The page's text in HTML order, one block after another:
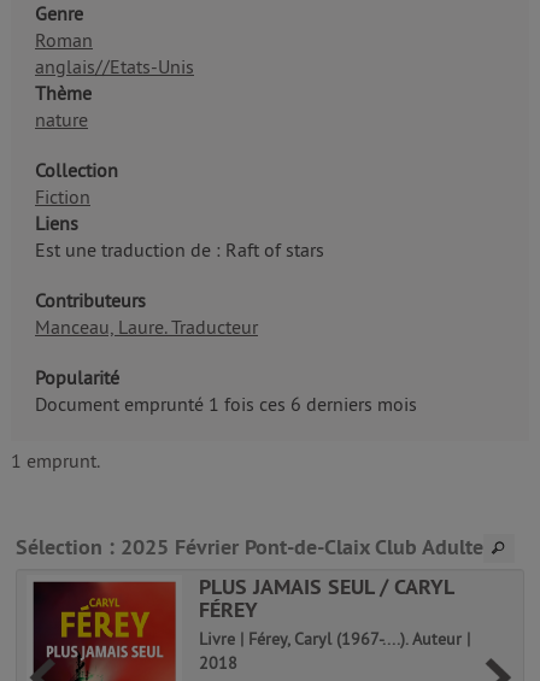
Genre
Roman
anglais//Etats-Unis
Thème
nature
Collection
Fiction
Liens
Est une traduction de : Raft of stars
Contributeurs
Manceau, Laure. Traducteur
Popularité
Document emprunté 1 fois ces 6 derniers mois
1 emprunt.
Sélection : 2025 Février Pont-de-Claix Club Adulte
PLUS JAMAIS SEUL / CARYL
FÉREY
Livre | Férey, Caryl (1967-....). Auteur |
2018